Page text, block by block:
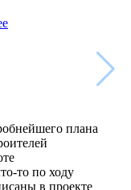
плана
то по ходу
в проекте